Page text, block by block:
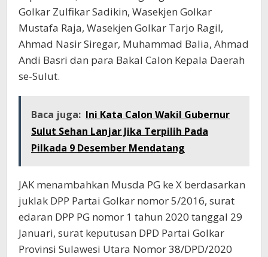
Golkar Zulfikar Sadikin, Wasekjen Golkar
Mustafa Raja, Wasekjen Golkar Tarjo Ragil,
Ahmad Nasir Siregar, Muhammad Balia, Ahmad
Andi Basri dan para Bakal Calon Kepala Daerah
se-Sulut.
Baca juga: Ini Kata Calon Wakil Gubernur
Sulut Sehan Lanjar Jika Terpilih Pada
Pilkada 9 Desember Mendatang
JAK menambahkan Musda PG ke X berdasarkan
juklak DPP Partai Golkar nomor 5/2016, surat
edaran DPP PG nomor 1 tahun 2020 tanggal 29
Januari, surat keputusan DPD Partai Golkar
Provinsi Sulawesi Utara Nomor 38/DPD/2020